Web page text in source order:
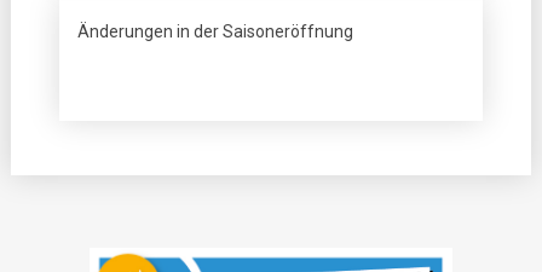
Änderungen in der Saisoneröffnung